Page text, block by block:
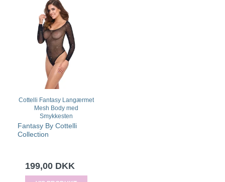
Cottelli Fantasy Langærmet
Mesh Body med
Smykkesten
Fantasy By Cottelli
Collection
199,00 DKK